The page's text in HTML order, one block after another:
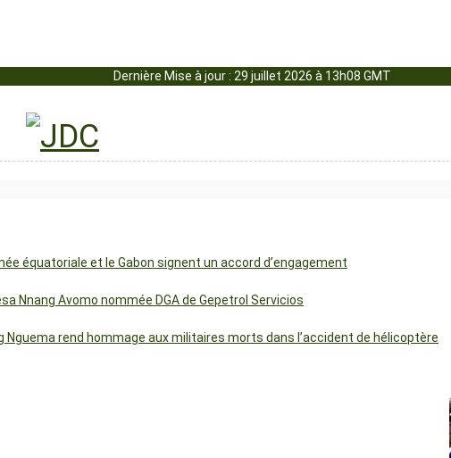
Dernière Mise à jour : 29 juillet 2026 à 13h08 GMT
équatoriale et le Gabon signent un accord d’engagement
Nnang Avomo nommée DGA de Gepetrol Servicios
Nguema rend hommage aux militaires morts dans l’accident de hélicoptère